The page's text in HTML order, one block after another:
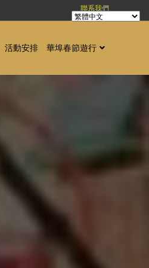
聯系我們
活動安排 華埠春節遊行